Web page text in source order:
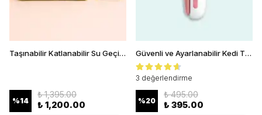
Taşınabilir Katlanabilir Su Geçirmez Kedi Tuvaleti
%14
₺ 1,395.00
₺ 1,200.00
Güvenli ve Ayarlanabilir Kedi Tırnak Makası
3 değerlendirme
%20
₺ 495.00
₺ 395.00